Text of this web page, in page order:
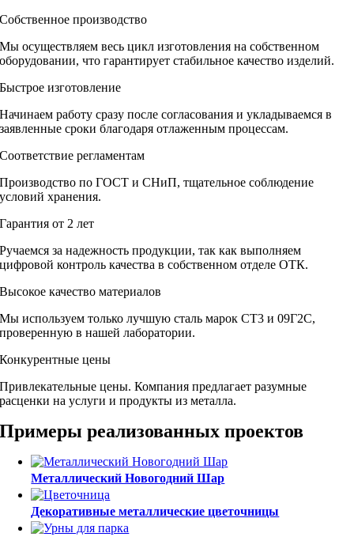
Собственное производство
Мы осуществляем весь цикл изготовления на собственном
оборудовании, что гарантирует стабильное качество изделий.
Быстрое изготовление
Начинаем работу сразу после согласования и укладываемся в
заявленные сроки благодаря отлаженным процессам.
Соответствие регламентам
Производство по ГОСТ и СНиП, тщательное соблюдение
условий хранения.
Гарантия от 2 лет
Ручаемся за надежность продукции, так как выполняем
цифровой контроль качества в собственном отделе ОТК.
Высокое качество материалов
Мы используем только лучшую сталь марок СТ3 и 09Г2С,
проверенную в нашей лаборатории.
Конкурентные цены
Привлекательные цены. Компания предлагает разумные
расценки на услуги и продукты из металла.
Примеры реализованных проектов
Металлический Новогодний Шар
Декоративные металлические цветочницы